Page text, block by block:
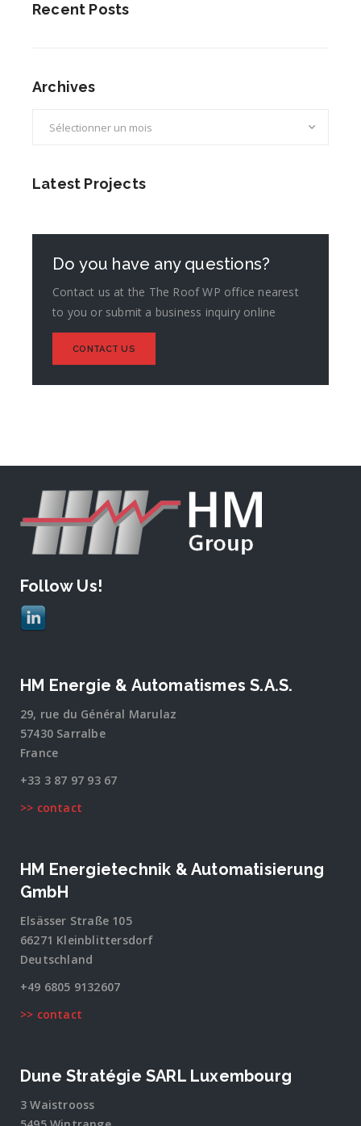
Recent Posts
Archives
Latest Projects
Do you have any questions?
Contact us at the The Roof WP office nearest
to you or submit a business inquiry online
CONTACT US
Follow Us!
HM Energie & Automatismes S.A.S.
29, rue du Général Marulaz
57430 Sarralbe
France
+33 3 87 97 93 67
>> contact
HM Energietechnik & Automatisierung
GmbH
Elsässer Straße 105
66271 Kleinblittersdorf
Deutschland
+49 6805 9132607
>> contact
Dune Stratégie SARL Luxembourg
3 Waistrooss